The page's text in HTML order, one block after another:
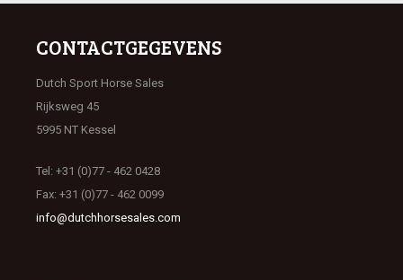
CONTACTGEGEVENS
Dutch Sport Horse Sales
Rijksweg 45
5995 NT Kessel
Tel: +31 (0)77 - 462 0428
Fax: +31 (0)77 - 462 0099
info@dutchhorsesales.com